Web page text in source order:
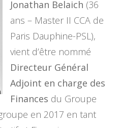
Jonathan Belaich (36
ans – Master II CCA de
Paris Dauphine-PSL),
vient d’être nommé
Directeur Général
Adjoint en charge des
Finances du Groupe
en 2017 en tant